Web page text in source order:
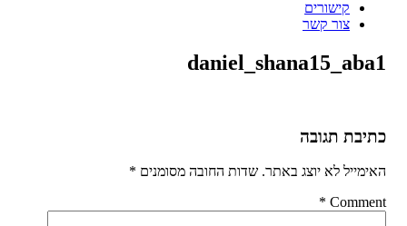
קישורים
צור קשר
daniel_shana15_aba1
כתיבת תגובה
האימייל לא יוצג באתר. שדות החובה מסומנים *
Comment
*